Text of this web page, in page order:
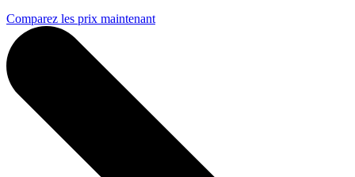
Comparez les prix maintenant